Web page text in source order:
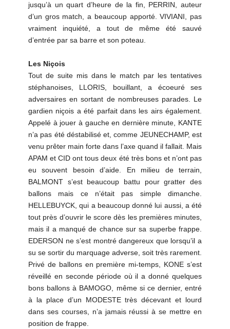
jusqu’à un quart d’heure de la fin, PERRIN, auteur
d’un gros match, a beaucoup apporté. VIVIANI, pas
vraiment inquiété, a tout de même été sauvé
d’entrée par sa barre et son poteau.
Les Niçois
Tout de suite mis dans le match par les tentatives
stéphanoises, LLORIS, bouillant, a écoeuré ses
adversaires en sortant de nombreuses parades. Le
gardien niçois a été parfait dans les airs également.
Appelé à jouer à gauche en dernière minute, KANTE
n’a pas été déstabilisé et, comme JEUNECHAMP, est
venu prêter main forte dans l’axe quand il fallait. Mais
APAM et CID ont tous deux été très bons et n’ont pas
eu souvent besoin d’aide. En milieu de terrain,
BALMONT s’est beaucoup battu pour gratter des
ballons mais ce n’était pas simple dimanche.
HELLEBUYCK, qui a beaucoup donné lui aussi, a été
tout près d’ouvrir le score dès les premières minutes,
mais il a manqué de chance sur sa superbe frappe.
EDERSON ne s’est montré dangereux que lorsqu’il a
su se sortir du marquage adverse, soit très rarement.
Privé de ballons en première mi-temps, KONE s’est
réveillé en seconde période où il a donné quelques
bons ballons à BAMOGO, même si ce dernier, entré
à la place d’un MODESTE très décevant et lourd
dans ses courses, n’a jamais réussi à se mettre en
position de frappe.